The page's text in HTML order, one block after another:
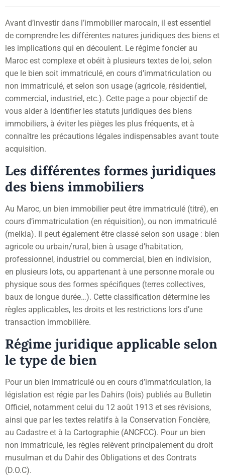
Avant d’investir dans l’immobilier marocain, il est essentiel
de comprendre les différentes natures juridiques des biens et
les implications qui en découlent. Le régime foncier au
Maroc est complexe et obéit à plusieurs textes de loi, selon
que le bien soit immatriculé, en cours d’immatriculation ou
non immatriculé, et selon son usage (agricole, résidentiel,
commercial, industriel, etc.). Cette page a pour objectif de
vous aider à identifier les statuts juridiques des biens
immobiliers, à éviter les pièges les plus fréquents, et à
connaître les précautions légales indispensables avant toute
acquisition.
Les différentes formes juridiques
des biens immobiliers
Au Maroc, un bien immobilier peut être immatriculé (titré), en
cours d’immatriculation (en réquisition), ou non immatriculé
(melkia). Il peut également être classé selon son usage : bien
agricole ou urbain/rural, bien à usage d’habitation,
professionnel, industriel ou commercial, bien en indivision,
en plusieurs lots, ou appartenant à une personne morale ou
physique sous des formes spécifiques (terres collectives,
baux de longue durée…). Cette classification détermine les
règles applicables, les droits et les restrictions lors d’une
transaction immobilière.
Régime juridique applicable selon
le type de bien
Pour un bien immatriculé ou en cours d’immatriculation, la
législation est régie par les Dahirs (lois) publiés au Bulletin
Officiel, notamment celui du 12 août 1913 et ses révisions,
ainsi que par les textes relatifs à la Conservation Foncière,
au Cadastre et à la Cartographie (ANCFCC). Pour un bien
non immatriculé, les règles relèvent principalement du droit
musulman et du Dahir des Obligations et des Contrats
(D.O.C).